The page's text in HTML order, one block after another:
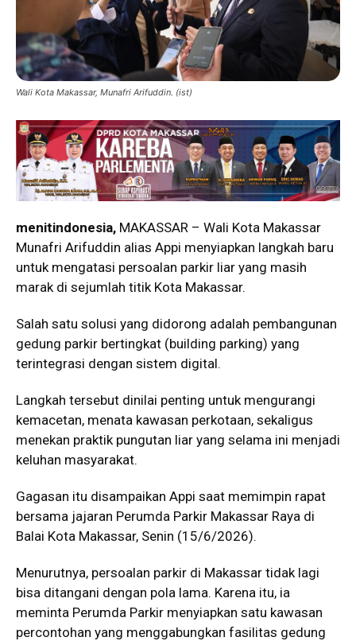
Wali Kota Makassar, Munafri Arifuddin. (ist)
menitindonesia, MAKASSAR – Wali Kota Makassar
Munafri Arifuddin alias Appi menyiapkan langkah baru
untuk mengatasi persoalan parkir liar yang masih
marak di sejumlah titik Kota Makassar.
Salah satu solusi yang didorong adalah pembangunan
gedung parkir bertingkat (building parking) yang
terintegrasi dengan sistem digital.
Langkah tersebut dinilai penting untuk mengurangi
kemacetan, menata kawasan perkotaan, sekaligus
menekan praktik pungutan liar yang selama ini menjadi
keluhan masyarakat.
Gagasan itu disampaikan Appi saat memimpin rapat
bersama jajaran Perumda Parkir Makassar Raya di
Balai Kota Makassar, Senin (15/6/2026).
Menurutnya, persoalan parkir di Makassar tidak lagi
bisa ditangani dengan pola lama. Karena itu, ia
meminta Perumda Parkir menyiapkan satu kawasan
percontohan yang menggabungkan fasilitas gedung